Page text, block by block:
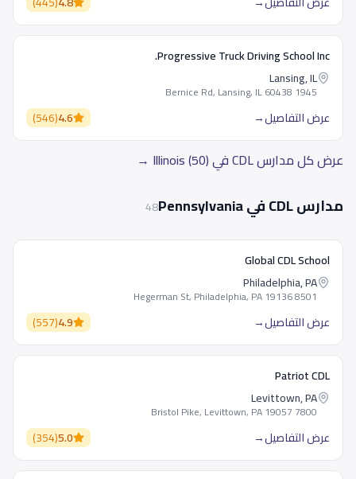
Progressive Truck Driving School Inc.
Lansing, IL
1945 Bernice Rd, Lansing, IL 60438
عرض التفاصيل→
4.6
(
546
)
عرض كل مدارس CDL في Illinois (50) →
مدارس CDL في Pennsylvania 48
Global CDL School
Philadelphia, PA
8501 Hegerman St, Philadelphia, PA 19136
عرض التفاصيل→
4.9
(
557
)
Patriot CDL
Levittown, PA
7800 Bristol Pike, Levittown, PA 19057
عرض التفاصيل→
5.0
(
354
)